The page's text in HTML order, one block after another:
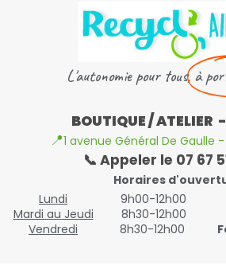
L'autonomie pour tous,à
BOUTIQUE / ATELIER
📍1 avenue Général De Gaulle
📞 Appeler le 07 67
Horaires
Lundi
9h00-12h00
Mardi au Jeudi
8h30-12h00
Vendredi
8h30-12h00